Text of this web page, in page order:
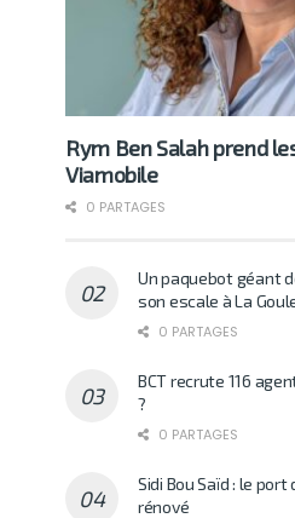
Rym Ben Salah prend
Viamobile
0 PARTAGES
Un paquebot géant
son escale à La
0 PARTAGES
BCT recrute 116
?
0 PARTAGES
Sidi Bou Saïd : le
rénové